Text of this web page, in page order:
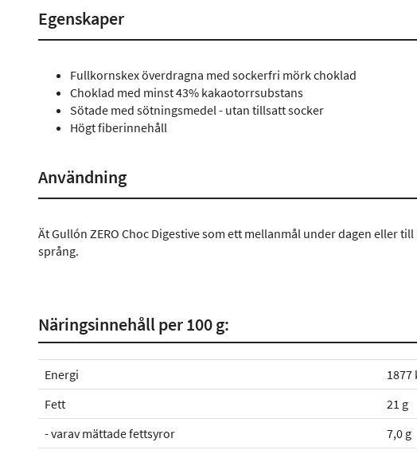
Egenskaper
Fullkornskex överdragna med sockerfri mörk choklad
Choklad med minst 43% kakaotorrsubstans
Sötade med sötningsmedel - utan tillsatt socker
Högt fiberinnehåll
Användning
Ät Gullón ZERO Choc Digestive som ett mellanmål under dagen eller
språng.
Näringsinnehåll per 100 g:
Energi
1877
Fett
21 g
- varav mättade fettsyror
7,0 g